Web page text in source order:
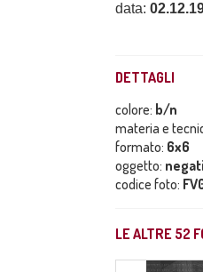
data:
DETTAGLI
colore: b/n
materia e
formato: 6x6
oggetto:
codice foto:
LE ALTRE 52